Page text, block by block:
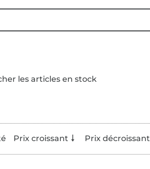
les articles en stock
Prix croissant Prix décroissant